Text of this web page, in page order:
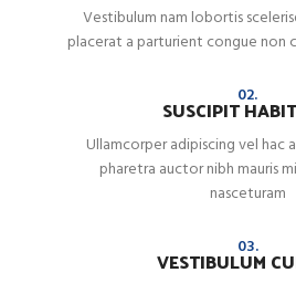
Vestibulum nam lobortis
placerat a parturient congue non
02.
SUSCIPIT
Ullamcorper adipiscing vel hac
pharetra auctor nibh mauris
nasceturam
03.
VESTIBULUM